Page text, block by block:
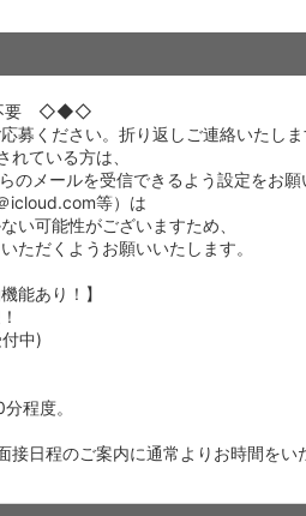
要 ◇◆◇
募ください。折り返しご連絡いたし
ている方は、
のメールを受信できるよう設定をお
icloud.com等）は
い可能性がございますため、
ただくようお願いいたします。
能あり！】
中)
程度。
接日程のご案内に通常よりお時間をい